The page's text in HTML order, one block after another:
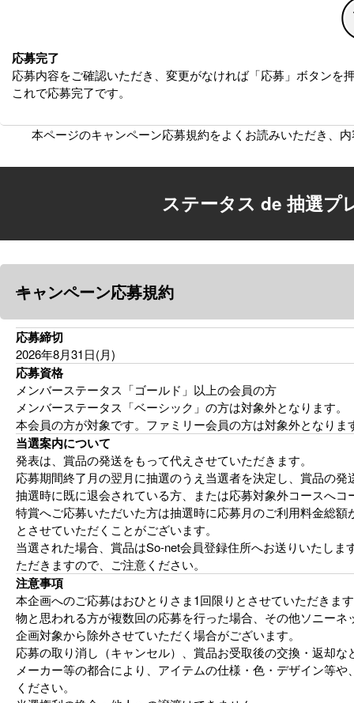
応募完了
応募内容をご確認いただき、変更がなければ「応募」ボタンを
これで応募完了です。
本ページのキャンペーン応募規約をよくお読みいただき、
ステータス de 抽選プ
キャンペーン応募規約
応募締切
2026年8月31日(月)
応募資格
メンバーステータス「ゴールド」以上の会員の方
メンバーステータス「ベーシック」の方は対象外となります。
本会員の方が対象です。ファミリー会員の方は対象外となりま
当選案内について
発表は、賞品の発送をもって代えさせていただきます。
応募期間終了月の翌月に抽選のうえ当選者を決定し、賞品の発
抽選時に既に退会されている方、または応募対象外コースへ
特賞へご応募いただいた方は抽選時に応募月のご利用料金総
とさせていただくことがございます。
当選された場合、賞品はSo-net会員登録住所へお送りいたし
ただきますので、ご注意ください。
注意事項
本企画へのご応募はおひとりさま1回限りとさせていただきま
物と思われる方が複数回の応募を行った場合、その他ソニー
企画対象から除外させていただく場合がございます。
応募の取り消し（キャンセル）、賞品お受取後の交換・返却な
メーカー等の都合により、アイテムの仕様・色・デザイン等
ください。